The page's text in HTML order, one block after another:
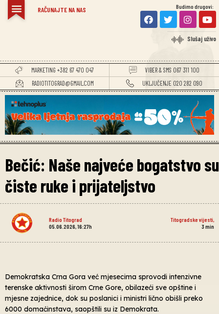
RAČUNAJTE NA NAS Budimo drugovi:
Slušaj uživo
MARKETING +382 67 470 047
VIBER & SMS 067 311 100
RADIOTITOGRAD@GMAIL.COM
UKLJUČENJE 020 282 090
Bečić: Naše najveće bogatstvo su
čiste ruke i prijateljstvo
Radio Titograd Titogradske vijesti
05.06.2026, 16:27h
3 min
Demokratska Crna Gora već mjesecima sprovodi intenzivne
terenske aktivnosti širom Crne Gore, obilazeći sve opštine i
mjesne zajednice, dok su poslanici i ministri lično obišli preko
6000 domaćinstava, saopštili su iz Demokrata.